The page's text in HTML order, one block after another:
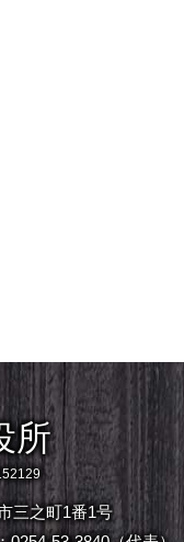
所
三之町1番1号